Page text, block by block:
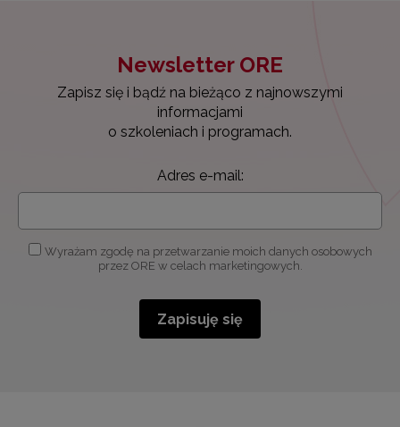
Newsletter ORE
Zapisz się i bądź na bieżąco z najnowszymi
informacjami
o szkoleniach i programach.
Adres e-mail:
Wyrażam zgodę na przetwarzanie moich danych osobowych
przez ORE w celach marketingowych.
Zapisuję się